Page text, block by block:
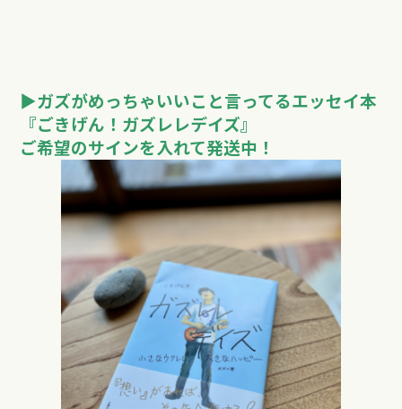
▶︎ガズがめっちゃいいこと言ってるエッセイ本
『ごきげん！ガズレレデイズ』
ご希望のサインを入れて発送中！